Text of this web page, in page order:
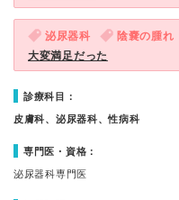
泌尿器科 陰嚢の腫れ
大変満足だった
診療科目：
皮膚科、泌尿器科、性病科
専門医・資格：
泌尿器科専門医